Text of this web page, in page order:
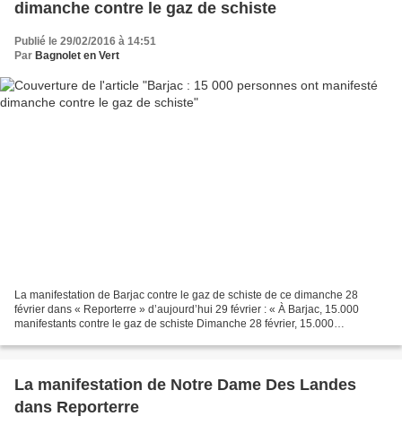
dimanche contre le gaz de schiste
Publié le 29/02/2016 à 14:51
Par Bagnolet en Vert
La manifestation de Barjac contre le gaz de schiste de ce dimanche 28
février dans « Reporterre » d’aujourd’hui 29 février : « À Barjac, 15.000
manifestants contre le gaz de schiste Dimanche 28 février, 15.000
La manifestation de Notre Dame Des Landes
dans Reporterre